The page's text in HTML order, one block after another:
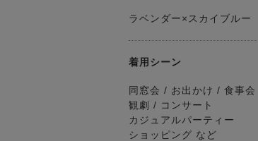
ラベンダー×スカイブルー
着用シーン
同窓会 / お出かけ / 食事会
観劇 / コンサート
カジュアルパーティー
ショッピング など